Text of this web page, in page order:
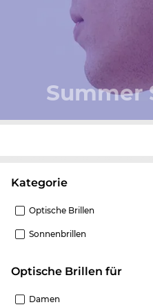
Summer
Kategorie
Optische Brillen
Sonnenbrillen
Optische Brillen für
Damen